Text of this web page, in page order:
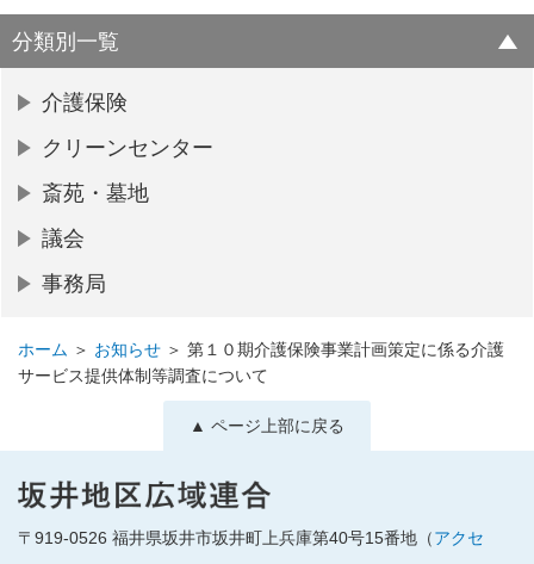
分類別一覧
介護保険
クリーンセンター
斎苑・墓地
議会
事務局
ホーム ＞ お知らせ ＞ 第１０期介護保険事業計画策定に係る介護
サービス提供体制等調査について
▲ ページ上部に戻る
〒919-0526 福井県坂井市坂井町上兵庫第40号15番地（アクセ